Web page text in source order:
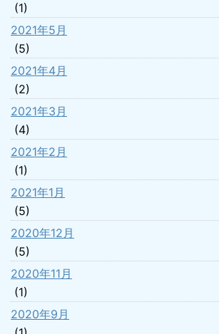
(1)
2021年5月
(5)
2021年4月
(2)
2021年3月
(4)
2021年2月
(1)
2021年1月
(5)
2020年12月
(5)
2020年11月
(1)
2020年9月